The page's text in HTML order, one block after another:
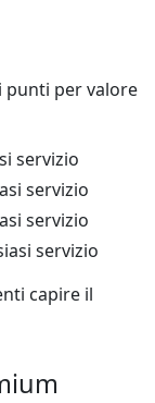
punti per valore
servizio
servizio
servizio
servizio
capire il